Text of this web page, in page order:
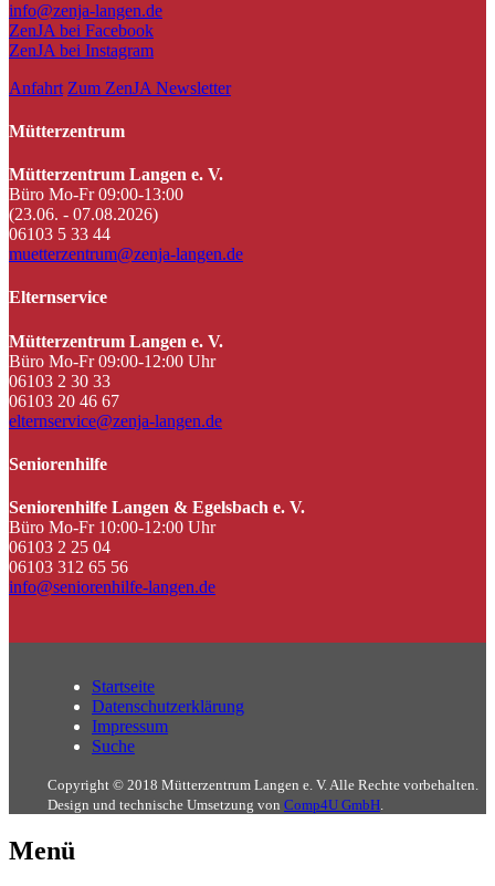
info@zenja-langen.de
ZenJA bei Facebook
ZenJA bei Instagram
Anfahrt Zum ZenJA Newsletter
Mütterzentrum
Mütterzentrum Langen e. V.
Büro Mo-Fr 09:00-13:00
(23.06. - 07.08.2026)
06103 5 33 44
muetterzentrum@zenja-langen.de
Elternservice
Mütterzentrum Langen e. V.
Büro Mo-Fr 09:00-12:00 Uhr
06103 2 30 33
06103 20 46 67
elternservice@zenja-langen.de
Seniorenhilfe
Seniorenhilfe Langen & Egelsbach e. V.
Büro Mo-Fr 10:00-12:00 Uhr
06103 2 25 04
06103 312 65 56
info@seniorenhilfe-langen.de
Startseite
Datenschutzerklärung
Impressum
Suche
Copyright © 2018 Mütterzentrum Langen e. V. Alle Rechte vorbehalten.
Design und technische Umsetzung von Comp4U GmbH.
Menü